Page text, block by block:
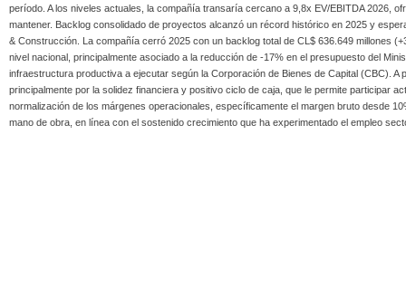
período. A los niveles actuales, la compañía transaría cercano a 9,8x EV/EBITDA 2026,
mantener. Backlog consolidado de proyectos alcanzó un récord histórico en 2025 y
& Construcción. La compañía cerró 2025 con un backlog total de CL$ 636.649 millones
nivel nacional, principalmente asociado a la reducción de -17% en el presupuesto del
infraestructura productiva a ejecutar según la Corporación de Bienes de Capital (CBC).
principalmente por la solidez financiera y positivo ciclo de caja, que le permite participar
normalización de los márgenes operacionales, específicamente el margen bruto desde
mano de obra, en línea con el sostenido crecimiento que ha experimentado el empleo